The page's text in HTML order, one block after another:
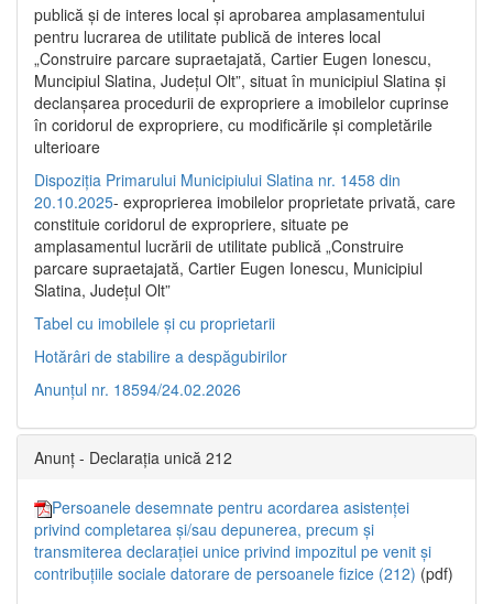
publică şi de interes local şi aprobarea amplasamentului
pentru lucrarea de utilitate publică de interes local
„Construire parcare supraetajată, Cartier Eugen Ionescu,
Muncipiul Slatina, Judeţul Olt”, situat în municipiul Slatina şi
declanşarea procedurii de expropriere a imobilelor cuprinse
în coridorul de expropriere, cu modificările şi completările
ulterioare
Dispoziția Primarului Municipiului Slatina nr. 1458 din
20.10.2025- exproprierea imobilelor proprietate privată, care
constituie coridorul de expropriere, situate pe
amplasamentul lucrării de utilitate publică „Construire
parcare supraetajată, Cartier Eugen Ionescu, Municipiul
Slatina, Județul Olt”
Tabel cu imobilele și cu proprietarii
Hotărâri de stabilire a despăgubirilor
Anunțul nr. 18594/24.02.2026
Anunț - Declarația unică 212
Persoanele desemnate pentru acordarea asistenței
privind completarea și/sau depunerea, precum și
transmiterea declarației unice privind impozitul pe venit și
contribuțiile sociale datorare de persoanele fizice (212) (pdf)